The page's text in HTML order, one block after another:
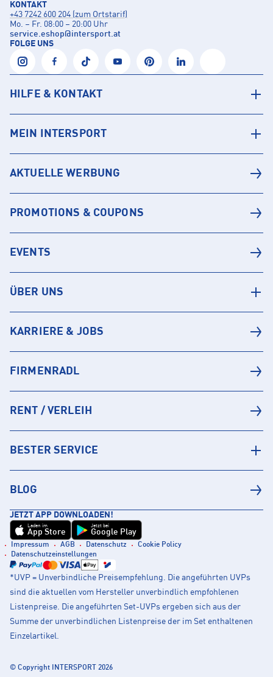
KONTAKT
+43 7242 600 204 (zum Ortstarif)
Mo. – Fr. 08:00 – 20:00 Uhr
service.eshop@intersport.at
FOLGE UNS
HILFE & KONTAKT
MEIN INTERSPORT
AKTUELLE WERBUNG
PROMOTIONS & COUPONS
EVENTS
ÜBER UNS
KARRIERE & JOBS
FIRMENRADL
RENT / VERLEIH
BESTER SERVICE
BLOG
JETZT APP DOWNLOADEN!
Laden im
App Store
Jetzt bei
Google Play
Impressum AGB Datenschutz
Cookie Policy
Datenschutzeinstellungen
*UVP = Unverbindliche Preisempfehlung. Die angeführten UVPs
sind die aktuellen vom Hersteller unverbindlich empfohlenen
Listenpreise. Die angeführten Set-UVPs ergeben sich aus der
Summe der unverbindlichen Listenpreise der im Set enthaltenen
Einzelartikel.
© Copyright INTERSPORT 2026